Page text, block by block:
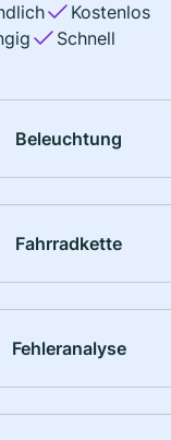
Kostenlos
Schnell
Beleuchtung
Fahrradkette
Fehleranalyse